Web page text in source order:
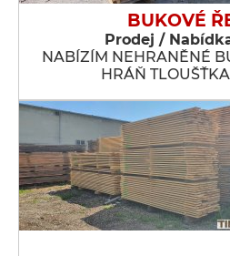
BUKOVÉ
Prodej /
NABÍZÍM NEHRANĚNÉ
HRÁŇ